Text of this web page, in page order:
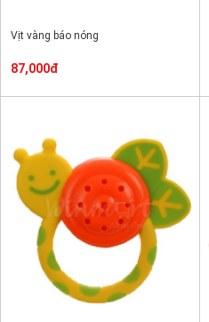
Vịt vàng báo nóng
87,000đ